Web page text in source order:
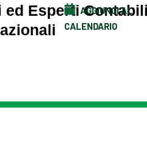
ed Esperti Contabili
AGGIUNGI AL
CALENDARIO